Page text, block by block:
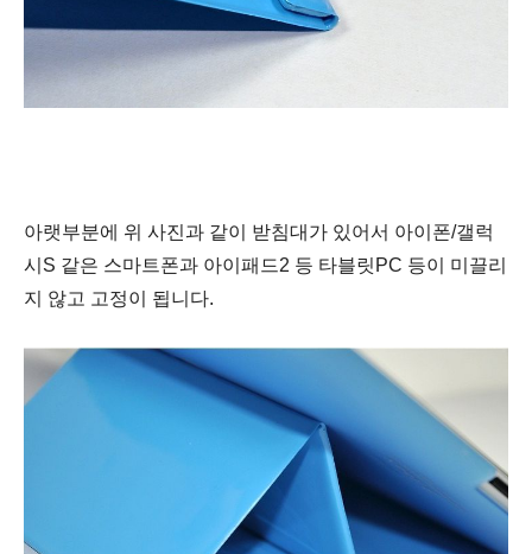
아랫부분에 위 사진과 같이 받침대가 있어서 아이폰/갤럭
시S 같은 스마트폰과 아이패드2 등 타블릿PC 등이 미끌리
지 않고 고정이 됩니다.